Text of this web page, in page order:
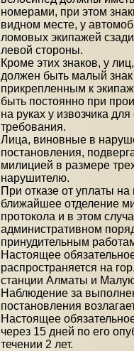
номерами, при этом
видном месте, у
ломовых экипажей
левой стороны.
Кроме этих знаков, у
должен быть малый
прикрепленным к
быть постоянно при
на руках у извозчика
требования.
Лица, виновные в
постановления,
милицией в размере
нарушителю.
При отказе от уплаты
ближайшее отделение
протокола и в этом
административном
принудительным
Настоящее
распространяется на
станции Алматы и
Наблюдение за
постановления
Настоящее
через 15 дней по его
течении 2 лет.